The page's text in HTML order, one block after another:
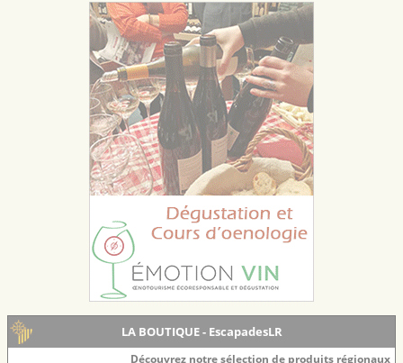
LA BOUTIQUE - EscapadesLR
Découvrez notre sélection de produits régionaux